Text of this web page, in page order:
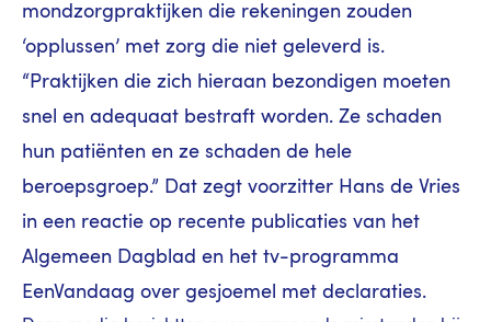
mondzorgpraktijken die rekeningen zouden
‘opplussen’ met zorg die niet geleverd is.
“Praktijken die zich hieraan bezondigen moeten
snel en adequaat bestraft worden. Ze schaden
hun patiënten en ze schaden de hele
beroepsgroep.” Dat zegt voorzitter Hans de Vries
in een reactie op recente publicaties van het
Algemeen Dagblad en het tv-programma
EenVandaag over gesjoemel met declaraties.